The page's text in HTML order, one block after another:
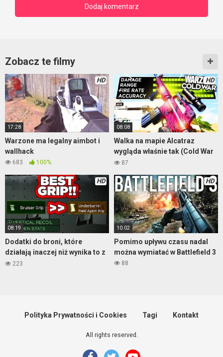
Zobacz te filmy
HD
17:28
Warzone ma legalny aimbot i
wallhack
683 100%
HD
08:08
Walka na mapie Alcatraz
wygląda właśnie tak (Cold War
Warzone)
87
HD
08:19
Dodatki do broni, które
działają inaczej niż wynika to z
opisu – Warzone
223
HD
10:02
Pomimo upływu czasu nadal
można wymiatać w Battlefield 3
88
Polityka Prywatności i Cookies Tagi Kontakt
All rights reserved.